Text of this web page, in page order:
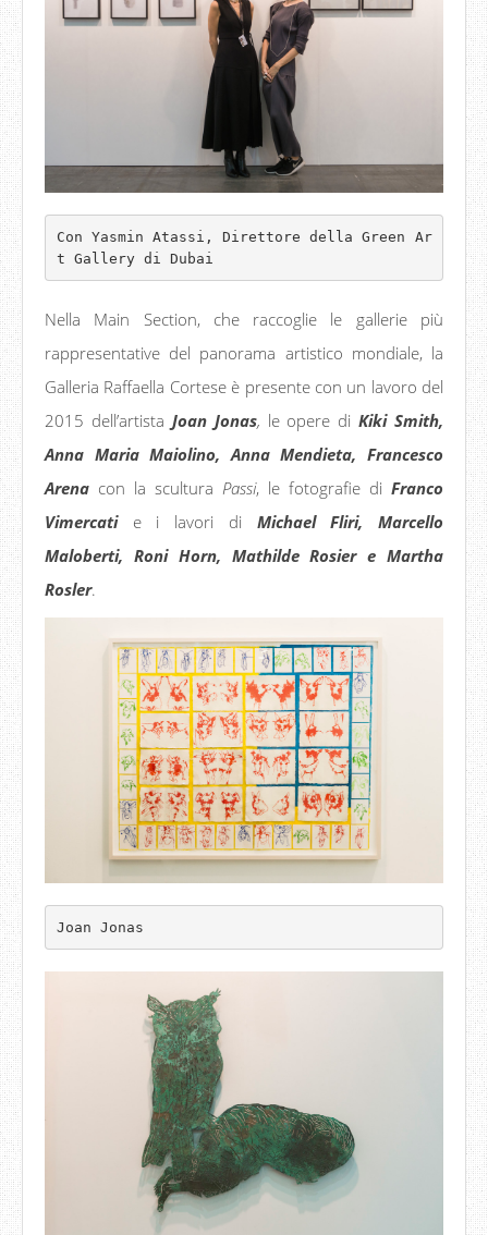
Con Yasmin Atassi, Direttore della Green Ar
t Gallery di Dubai
Nella Main Section, che raccoglie le gallerie più
rappresentative del panorama artistico mondiale, la
Galleria Raffaella Cortese è presente con un lavoro del
2015 dell’artista Joan Jonas, le opere di Kiki Smith,
Anna Maria Maiolino, Anna Mendieta, Francesco
Arena con la scultura Passi, le fotografie di Franco
Vimercatie i lavori di Michael Fliri, Marcello
Maloberti, Roni Horn, Mathilde Rosier e Martha
Rosler.
Joan Jonas